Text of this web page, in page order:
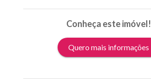
Conheça este imóvel!
Quero mais informações